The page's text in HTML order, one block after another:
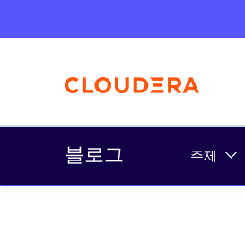
블로그 주제